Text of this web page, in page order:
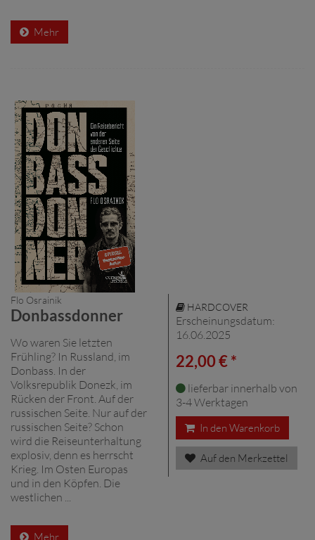
Mehr
Flo Osrainik
Donbassdonner
Wo waren Sie letzten
Frühling? In Russland, im
Donbass. In der
Volksrepublik Donezk, im
Rücken der Front. Auf der
russischen Seite. Nur auf der
russischen Seite? Schon
wird die Reiseunterhaltung
explosiv, denn es herrscht
Krieg. Im Osten Europas
und in den Köpfen. Die
westlichen ...
Mehr
HARDCOVER
Erscheinungsdatum:
16.06.2025
22,00 € *
lieferbar innerhalb von
3-4 Werktagen
In den Warenkorb
Auf den Merkzettel